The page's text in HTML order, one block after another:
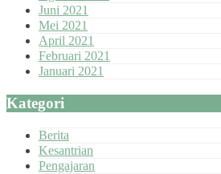
Juni 2021
Mei 2021
April 2021
Februari 2021
Januari 2021
Kategori
Berita
Kesantrian
Pengajaran